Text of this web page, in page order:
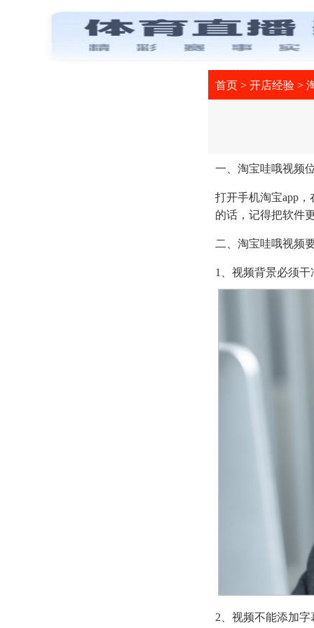
首页 > 开店经验 >
一、淘宝哇哦视频
打开手机淘宝app
的话，记得把软件
二、淘宝哇哦视频
1、视频背景必须
2、视频不能添加字